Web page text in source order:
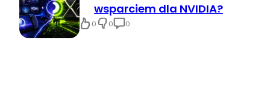
wsparciem dla NVIDIA?
0 0 0